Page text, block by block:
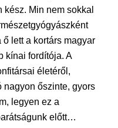
Min nem sokkal
lett a kortárs magyar
kínai fordítója. A
életéről,
nagyon őszinte, gyors
legyen ez a
előtt…